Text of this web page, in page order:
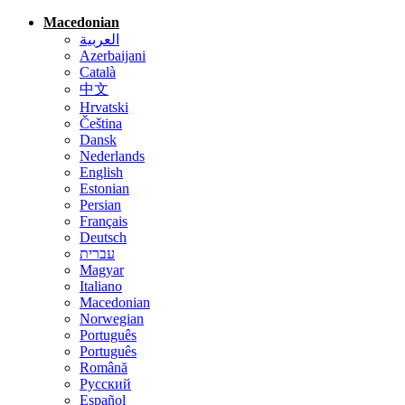
Macedonian
العربية
Azerbaijani
Català
中文
Hrvatski
Čeština
Dansk
Nederlands
English
Estonian
Persian
Français
Deutsch
עברית
Magyar
Italiano
Macedonian
Norwegian
Português
Português
Română
Русский
Español